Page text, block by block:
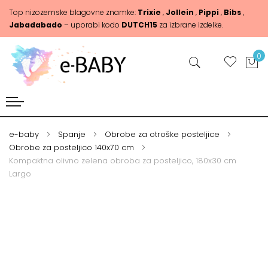
Top nizozemske blagovne znamke: Trixie , Jollein , Pippi, Bibs,
Jabadabado – uporabi kodo DUTCH15 za izbrane izdelke.
0
e-baby Spanje
Obrobe za otroške posteljice
Obrobe za posteljico 140x70 cm
Kompaktna olivno zelena obroba za posteljico, 180x30 cm
Largo